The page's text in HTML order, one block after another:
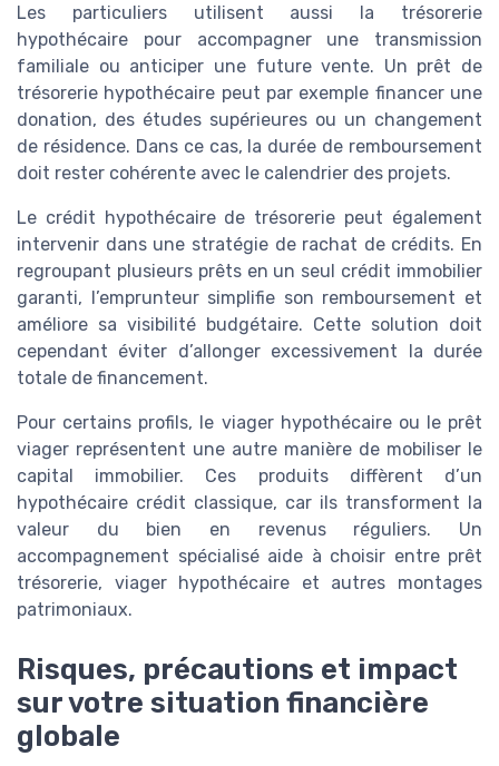
Les particuliers utilisent aussi la trésorerie
hypothécaire pour accompagner une transmission
familiale ou anticiper une future vente. Un prêt de
trésorerie hypothécaire peut par exemple financer une
donation, des études supérieures ou un changement
de résidence. Dans ce cas, la durée de remboursement
doit rester cohérente avec le calendrier des projets.
Le crédit hypothécaire de trésorerie peut également
intervenir dans une stratégie de rachat de crédits. En
regroupant plusieurs prêts en un seul crédit immobilier
garanti, l’emprunteur simplifie son remboursement et
améliore sa visibilité budgétaire. Cette solution doit
cependant éviter d’allonger excessivement la durée
totale de financement.
Pour certains profils, le viager hypothécaire ou le prêt
viager représentent une autre manière de mobiliser le
capital immobilier. Ces produits diffèrent d’un
hypothécaire crédit classique, car ils transforment la
valeur du bien en revenus réguliers. Un
accompagnement spécialisé aide à choisir entre prêt
trésorerie, viager hypothécaire et autres montages
patrimoniaux.
Risques, précautions et impact
sur votre situation financière
globale